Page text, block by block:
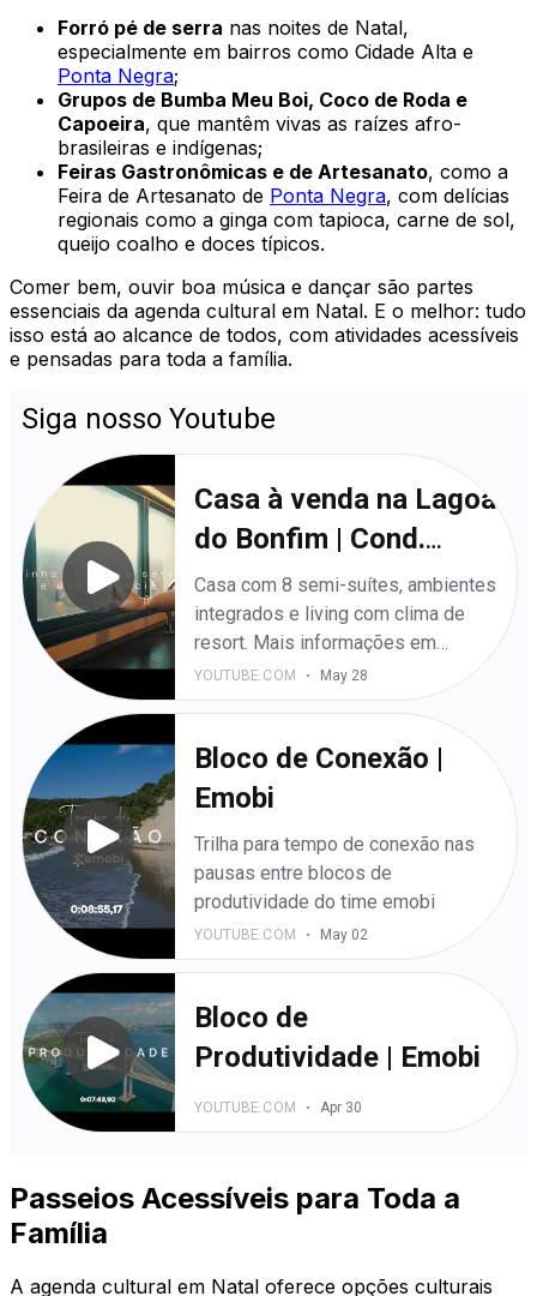
Forró pé de serra nas noites de Natal,
especialmente em bairros como Cidade Alta e
Ponta Negra;
Grupos de Bumba Meu Boi, Coco de Roda e
Capoeira, que mantêm vivas as raízes afro-
brasileiras e indígenas;
Feiras Gastronômicas e de Artesanato, como a
Feira de Artesanato de Ponta Negra, com delícias
regionais como a ginga com tapioca, carne de sol,
queijo coalho e doces típicos.
Comer bem, ouvir boa música e dançar são partes
essenciais da agenda cultural em Natal. E o melhor: tudo
isso está ao alcance de todos, com atividades acessíveis
e pensadas para toda a família.
Passeios Acessíveis para Toda a
Família
A agenda cultural em Natal oferece opções culturais